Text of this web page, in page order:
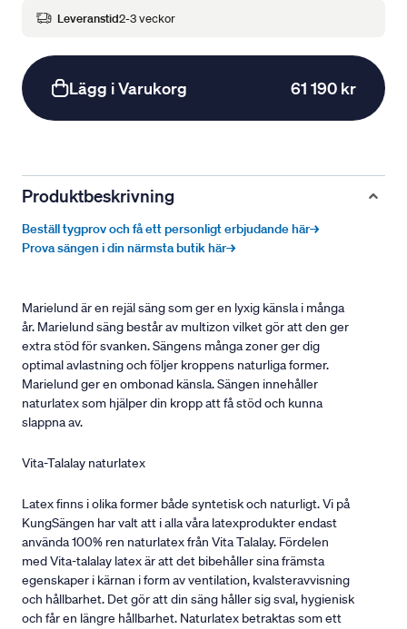
Leveranstid2-3 veckor
Lägg i Varukorg 61 190 kr
Produktbeskrivning
Beställ tygprov och få ett personligt erbjudande här→
Prova sängen i din närmsta butik här→
Marielund är en rejäl säng som ger en lyxig känsla i många
år. Marielund säng består av multizon vilket gör att den ger
extra stöd för svanken. Sängens många zoner ger dig
optimal avlastning och följer kroppens naturliga former.
Marielund ger en ombonad känsla. Sängen innehåller
naturlatex som hjälper din kropp att få stöd och kunna
slappna av.
Vita-Talalay naturlatex
Latex finns i olika former både syntetisk och naturligt. Vi på
KungSängen har valt att i alla våra latexprodukter endast
använda 100% ren naturlatex från Vita Talalay. Fördelen
med Vita-talalay latex är att det bibehåller sina främsta
egenskaper i kärnan i form av ventilation, kvalsteravvisning
och hållbarhet. Det gör att din säng håller sig sval, hygienisk
och får en längre hållbarhet. Naturlatex betraktas som ett